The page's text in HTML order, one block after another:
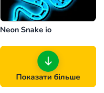
Neon Snake io
Показати більше